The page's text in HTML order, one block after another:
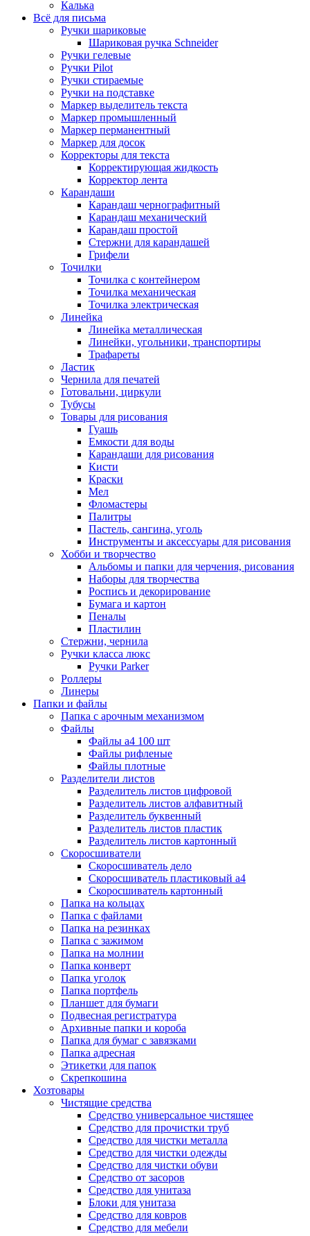
Калька
Всё для письма
Ручки шариковые
Шариковая ручка Schneider
Ручки гелевые
Ручки Pilot
Ручки стираемые
Ручки на подставке
Маркер выделитель текста
Маркер промышленный
Маркер перманентный
Маркер для досок
Корректоры для текста
Корректирующая жидкость
Корректор лента
Карандаши
Карандаш чернографитный
Карандаш механический
Карандаш простой
Стержни для карандашей
Грифели
Точилки
Точилка с контейнером
Точилка механическая
Точилка электрическая
Линейка
Линейка металлическая
Линейки, угольники, транспортиры
Трафареты
Ластик
Чернила для печатей
Готовальни, циркули
Тубусы
Товары для рисования
Гуашь
Емкости для воды
Карандаши для рисования
Кисти
Краски
Мел
Фломастеры
Палитры
Пастель, сангина, уголь
Инструменты и аксессуары для рисования
Хобби и творчество
Альбомы и папки для черчения, рисования
Наборы для творчества
Роспись и декорирование
Бумага и картон
Пеналы
Пластилин
Стержни, чернила
Ручки класса люкс
Ручки Parker
Роллеры
Линеры
Папки и файлы
Папка с арочным механизмом
Файлы
Файлы а4 100 шт
Файлы рифленые
Файлы плотные
Разделители листов
Разделитель листов цифровой
Разделитель листов алфавитный
Разделитель буквенный
Разделитель листов пластик
Разделитель листов картонный
Скоросшиватели
Скоросшиватель дело
Скоросшиватель пластиковый а4
Скоросшиватель картонный
Папка на кольцах
Папка с файлами
Папка на резинках
Папка с зажимом
Папка на молнии
Папка конверт
Папка уголок
Папка портфель
Планшет для бумаги
Подвесная регистратура
Архивные папки и короба
Папка для бумаг с завязками
Папка адресная
Этикетки для папок
Скрепкошина
Хозтовары
Чистящие средства
Средство универсальное чистящее
Средство для прочистки труб
Средство для чистки металла
Средство для чистки одежды
Средство для чистки обуви
Средство от засоров
Средство для унитаза
Блоки для унитаза
Средство для ковров
Средство для мебели